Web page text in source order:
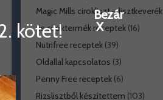
Magic Mills cirokliszt – lisztkeverék
és ciroktermék receptek(16)
Nutrifree receptek(39)
Oldallal kapcsolatos (3)
Penny Free receptek(6)
Rizslisztből készítettem (103)
kötet!
Bezár
X